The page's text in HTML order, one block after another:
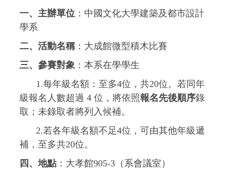
一、主辦單位 ：中國文化大學建築及都市設計
學系
二、活動名稱：大成館微型積木比賽
三、參賽對象 ：本系在學學生
1.每年級名額：至多4位，共20位。若同年
級報名人數超過 4 位，將依照報名先後順序錄
取；未錄取者將列入候補。
2.若各年級名額不足4位，可由其他年級遞
補，至多共20位。
四、地點：大孝館905-3（系會議室）